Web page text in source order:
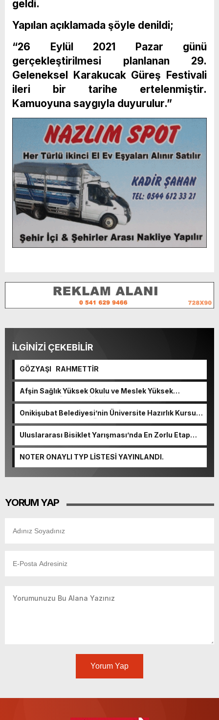
geldi.
Yapılan açıklamada şöyle denildi;
“26 Eylül 2021 Pazar günü
gerçekleştirilmesi planlanan 29.
Geleneksel Karakucak Güreş Festivali
ileri bir tarihe ertelenmiştir.
Kamuoyuna saygıyla duyurulur.”
İLGİNİZİ ÇEKEBİLİR
GÖZYAŞI RAHMETTİR
Afşin Sağlık Yüksek Okulu ve Meslek Yüksek
Okulunda görev değişimi!
Onikişubat Belediyesi’nin Üniversite Hazırlık Kursu
başvurularında son gün 7 Ağustos.
Uluslararası Bisiklet Yarışması’nda En Zorlu Etap
NOTER ONAYLI TYP LİSTESİ YAYINLANDI.
YORUM YAP
Yorum Yap